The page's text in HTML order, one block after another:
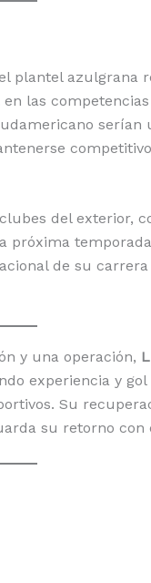
plantel azulgrana
en las
serían
del exterior,
próxima
de su
y una operación,
experiencia y gol
Su
su retorno con